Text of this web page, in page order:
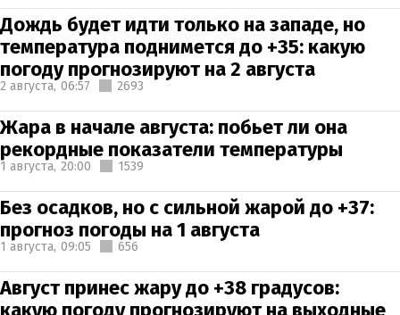
Дождь будет идти только на западе, но
температура поднимется до +35: какую
погоду прогнозируют на 2 августа
2 августа, 06:57 2693
Жара в начале августа: побьет ли она
рекордные показатели температуры
1 августа, 20:00 1539
Без осадков, но с сильной жарой до +37:
прогноз погоды на 1 августа
1 августа, 09:05 656
Август принес жару до +38 градусов:
какую погоду прогнозируют на выходные